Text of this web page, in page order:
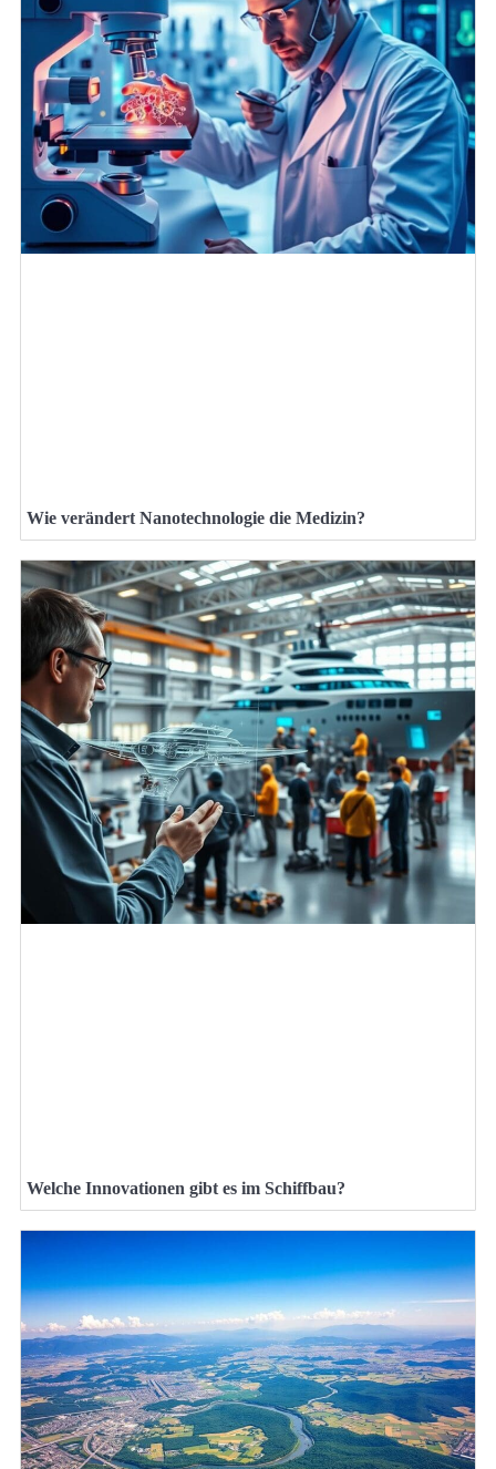
Wie verändert Nanotechnologie die Medizin?
Welche Innovationen gibt es im Schiffbau?